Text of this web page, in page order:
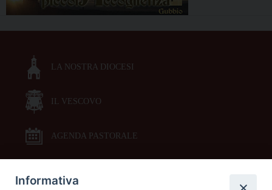
LA NOSTRA DIOCESI
IL VESCOVO
AGENDA PASTORALE
DOCUMENTI PASTORALI
Informativa